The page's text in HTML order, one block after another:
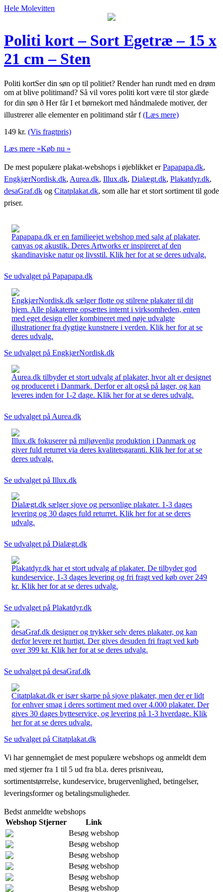
Hele Molevitten
Politi kort – Sort Egetræ – 15 x
21 cm – Sten
Politi kortSer din søn op til politiet? Render han rundt med en drøm
om at blive politimand? Så vil vores politi kort være til stor glæde
for din søn ð Her får I et børnekort med håndmalede motiver, der
illustrerer alle elementer en politimand står f(Læs mere)
149 kr. (Vis fragtpris)
Læs mere »Køb nu »
De mest populære plakat-webshops i øjeblikket erPapapapa.dk,
EngkjærNordisk.dk, Aurea.dk, Illux.dk, Dialægt.dk, Plakatdyr.dk,
desaGraf.dk og Citatplakat.dk, som alle har et stort sortiment til gode
priser.
Papapapa.dk er en familieejet webshop med salg af plakater,
canvas og akustik. Deres Artworks er inspireret af den
skandinaviske natur og livsstil. Klik her for at se deres udvalg.
Se udvalget på Papapapa.dk
EngkjærNordisk.dk sælger flotte og stilrene plakater til dit
hjem. Alle plakaterne opsættes internt i virksomheden, enten
med eget design eller kombineret med nøje udvalgte
illustrationer fra dygtige kunstnere i verden. Klik her for at se
deres udvalg.
Se udvalget på EngkjærNordisk.dk
Aurea.dk tilbyder et stort udvalg af plakater, hvor alt er designet
og produceret i Danmark. Derfor er alt også på lager, og kan
leveres inden for 1-2 dage. Klik her for at se deres udvalg.
Se udvalget på Aurea.dk
Illux.dk fokuserer på miljøvenlig produktion i Danmark og
giver fuld returret via deres kvalitetsgaranti. Klik her for at se
deres udvalg.
Se udvalget på Illux.dk
Dialægt.dk sælger sjove og personlige plakater. 1-3 dages
levering og 30 dages fuld returret. Klik her for at se deres
udvalg.
Se udvalget på Dialægt.dk
Plakatdyr.dk har et stort udvalg af plakater. De tilbyder god
kundeservice, 1-3 dages levering og fri fragt ved køb over 249
kr. Klik her for at se deres udvalg.
Se udvalget på Plakatdyr.dk
desaGraf.dk designer og trykker selv deres plakater, og kan
derfor levere ret hurtigt. Der gives desuden fri fragt ved køb
over 399 kr. Klik her for at se deres udvalg.
Se udvalget på desaGraf.dk
Citatplakat.dk er især skarpe på sjove plakater, men der er lidt
for enhver smag i deres sortiment med over 4.000 plakater. Der
gives 30 dages bytteservice, og levering på 1-3 hverdage. Klik
her for at se deres udvalg.
Se udvalget på Citatplakat.dk
Vi har gennemgået de mest populære webshops og anmeldt dem
med stjerner fra 1 til 5 ud fra bl.a. deres prisniveau,
sortimentstørrelse, kundeservice, brugervenlighed, betingelser,
leveringsformer og betalingsmuligheder.
Bedst anmeldte webshops
Webshop Stjerner
Link
Besøg webshop
Besøg webshop
Besøg webshop
Besøg webshop
Besøg webshop
Besøg webshop